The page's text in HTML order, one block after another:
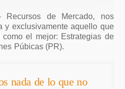
de Mercado, nos
y exclusivamente aquello que
el mejor: Estrategias de
Púbicas (PR).
nada de lo que no